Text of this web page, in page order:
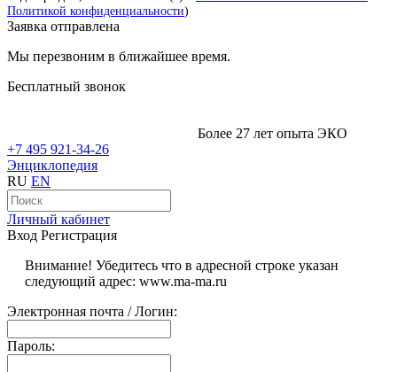
Политикой конфиденциальности)
Заявка отправлена
Мы перезвоним в ближайшее время.
Бесплатный звонок
Более 27 лет опыта ЭКО
+7 495 921-34-26
Энциклопедия
RU EN
Личный кабинет
Вход Регистрация
Внимание! Убедитесь что в адресной строке указан
следующий адрес: www.ma-ma.ru
Электронная почта / Логин:
Пароль: